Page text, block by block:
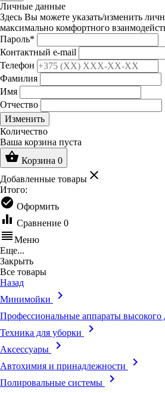
Личные данные
Здесь Вы можете указать/изменить
максимально комфортного
Пароль*
Контактный e-mail
Телефон
Фамилия
Имя
Отчество
Изменить
Количество
Ваша корзина пуста
shopping_basket Корзина 0
Добавленные товары clear
Итого:
check_circle Оформить
equalizer Сравнение 0
reorderМеню
Еще...
Закрыть
Все товары
Назад
Минимойки
keyboard_arrow_right
Профессиональные аппараты
Техника для уборки keyboard_arrow_right
Аксессуары keyboard_arrow_right
Автохимия и принадлежности keyboard_arrow_right
Полировальные системы keyboard_arrow_right